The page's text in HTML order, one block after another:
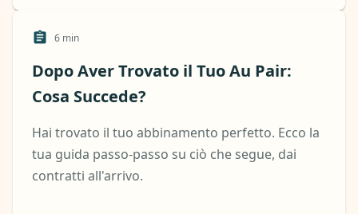
6 min
Dopo Aver Trovato il Tuo Au Pair:
Cosa Succede?
Hai trovato il tuo abbinamento perfetto. Ecco la
tua guida passo-passo su ciò che segue, dai
contratti all'arrivo.